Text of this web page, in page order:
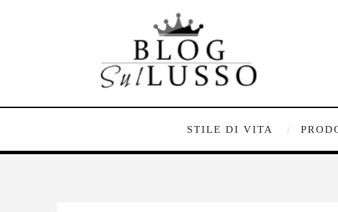
STILE DI VITA